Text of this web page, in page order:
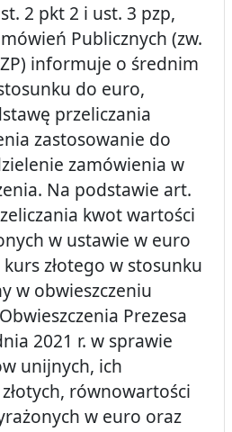
2 pkt 2 i ust. 3 pzp,
Publicznych (zw.
informuje o średnim
do euro,
przeliczania
zastosowanie do
zamówienia w
Na podstawie art.
kwot wartości
w ustawie w euro
złotego w stosunku
w obwieszczeniu
Prezesa
2021 r. w sprawie
unijnych, ich
równowartości
w euro oraz